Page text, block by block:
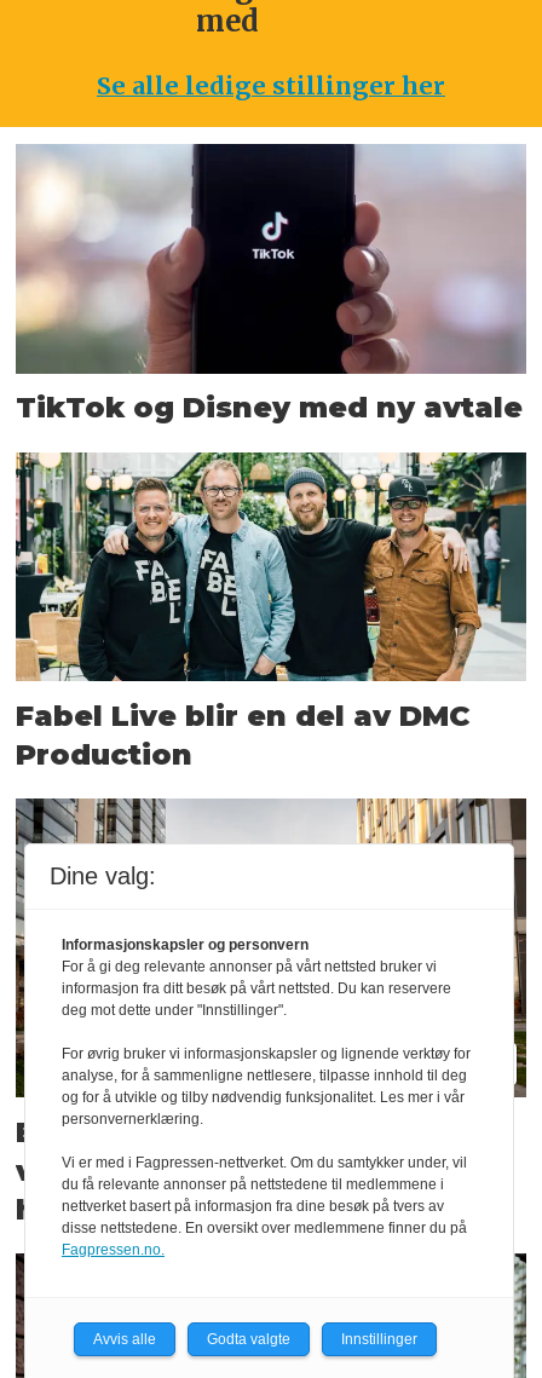
med
Se alle ledige stillinger her
TikTok og Disney med ny avtale
Fabel Live blir en del av DMC
Production
Baardsen Sport satser på
visuell kommunikasjon: – Aldri
hatt større muligheter
Dine valg:
Informasjonskapsler og personvern
For å gi deg relevante annonser på vårt nettsted bruker vi
informasjon fra ditt besøk på vårt nettsted. Du kan reservere
deg mot dette under "Innstillinger".
For øvrig bruker vi informasjonskapsler og lignende verktøy for
analyse, for å sammenligne nettlesere, tilpasse innhold til deg
og for å utvikle og tilby nødvendig funksjonalitet. Les mer i vår
personvernerklæring.
Vi er med i Fagpressen-nettverket. Om du samtykker under, vil
du få relevante annonser på nettstedene til medlemmene i
nettverket basert på informasjon fra dine besøk på tvers av
disse nettstedene. En oversikt over medlemmene finner du på
Fagpressen.no.
Avvis alle Godta valgte Innstillinger